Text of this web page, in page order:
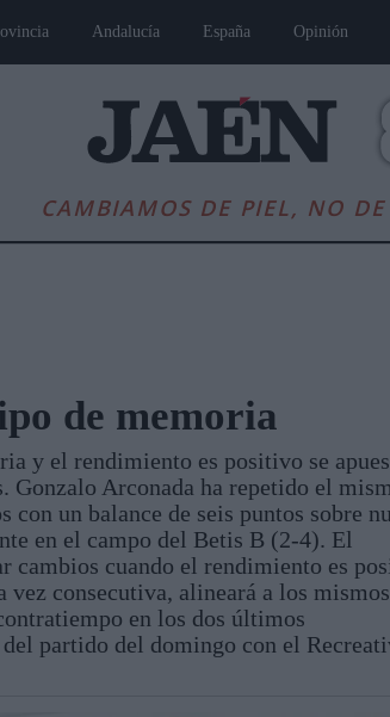
Andalucía España Opinión
CAMBIAMOS DE PIEL, NO DE
Andalucía Internacional Opinión Cultura
de memoria
y el rendimiento es positivo se
Gonzalo Arconada ha repetido el
un balance de seis puntos sobre
en el campo del Betis B (2-4). El
cambios cuando el rendimiento es
vez consecutiva, alineará a los mismos
en los dos últimos
partido del domingo con el